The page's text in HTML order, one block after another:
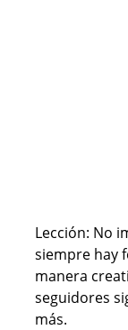
Lección: No
siempre hay
manera
seguidores
más.